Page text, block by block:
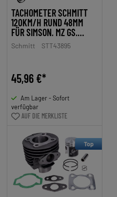
TACHOMETER SCHMITT
120KM/H RUND 48MM
FÜR SIMSON, MZ GS,
HERCULES MOFA
Schmitt STT43895
45,96 €*
Am Lager - Sofort
verfügbar
AUF DIE MERKLISTE
Top